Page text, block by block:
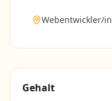
Webentwickler/in
Gehalt